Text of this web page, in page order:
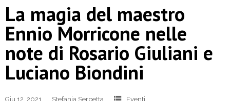
La magia del maestro
Ennio Morricone nelle
note di Rosario Giuliani e
Luciano Biondini
Giu 12, 2021 Stefania Serpetta Eventi